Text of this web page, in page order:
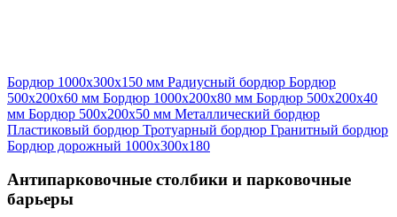
Бордюр 1000х300х150 мм Радиусный бордюр Бордюр
500х200х60 мм Бордюр 1000х200х80 мм Бордюр 500х200х40
мм Бордюр 500х200х50 мм Металлический бордюр
Пластиковый бордюр Тротуарный бордюр Гранитный бордюр
Бордюр дорожный 1000х300х180
Антипарковочные столбики и парковочные
барьеры